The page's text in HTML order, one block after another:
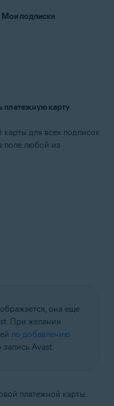
Мои подписки.
платежную карту.
для всех подписок
поле любой из
она еще
При желании
по добавлению
запись Avast.
платежной карты.